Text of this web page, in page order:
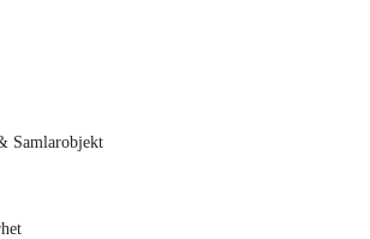
Samlarobjekt